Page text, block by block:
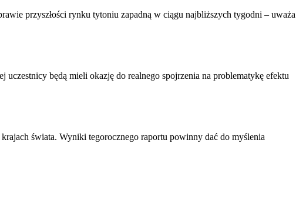
przyszłości rynku tytoniu zapadną w ciągu najbliższych tygodni – uważa
będą mieli okazję do realnego spojrzenia na problematykę efektu
świata. Wyniki tegorocznego raportu powinny dać do myślenia